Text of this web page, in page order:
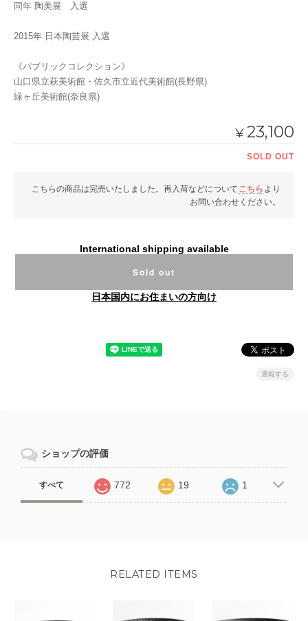
同年 陶美展 入選
2015年 日本陶芸展 入選
《パブリックコレクション》
山口県立萩美術館・佐久市立近代美術館(長野県)
緑ヶ丘美術館(奈良県)
¥23,100
SOLD OUT
こちらの商品は完売いたしました。再入荷などについて こちら より
お問い合わせください。
International shipping available
Sold out
日本国内にお住まいの方向け
通報する
ショップの評価
すべて 772 19 1
RELATED ITEMS